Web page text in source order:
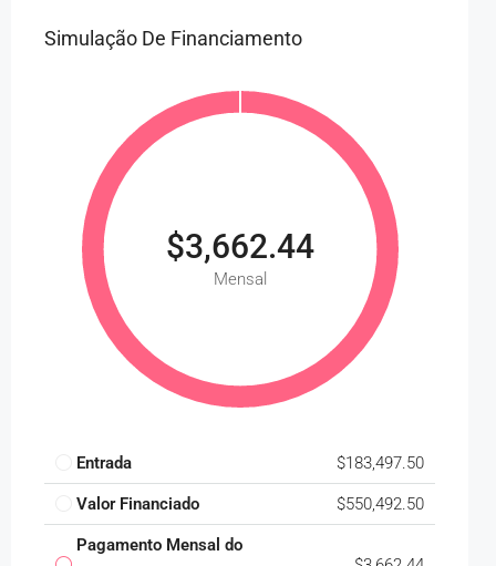
Simulação De Financiamento
$3,662.44
Mensal
Entrada $183,497.50
Valor Financiado $550,492.50
Pagamento Mensal do